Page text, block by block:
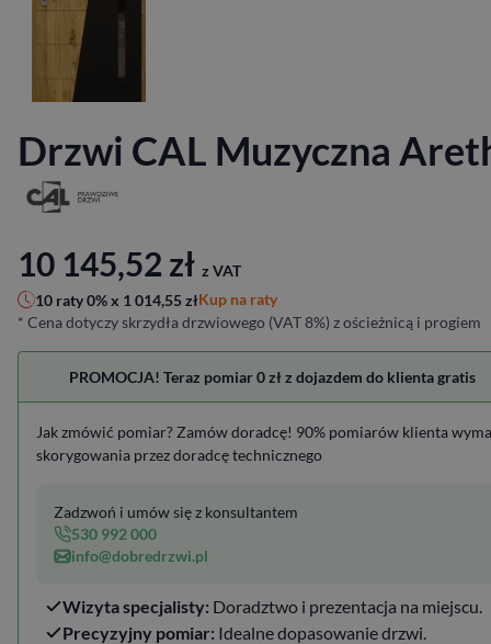
Drzwi CAL Muzyczna
10 145,52 zł z VAT
10 raty 0% x 1 014,55złKup na raty
* Cena dotyczy skrzydła drzwiowego (VAT 8%) z ościeżnicą i progiem
PROMOCJA! Teraz pomiar 0 zł z dojazdem do klienta gratis
Jak zmówić pomiar? Zamów doradcę! 90% pomiarów klienta
skorygowania przez doradcę technicznego
Wizyta specjalisty: Doradztwo i prezentacja na miejscu.
Precyzyjny pomiar: Idealne dopasowanie drzwi.
Zadzwoń i umów się z konsultantem
530 992 000
info@dobredrzwi.pl